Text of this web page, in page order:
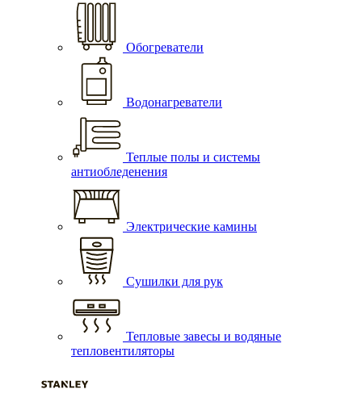
Обогреватели
Водонагреватели
Теплые полы и системы
антиобледенения
Электрические камины
Сушилки для рук
Тепловые завесы и водяные
тепловентиляторы